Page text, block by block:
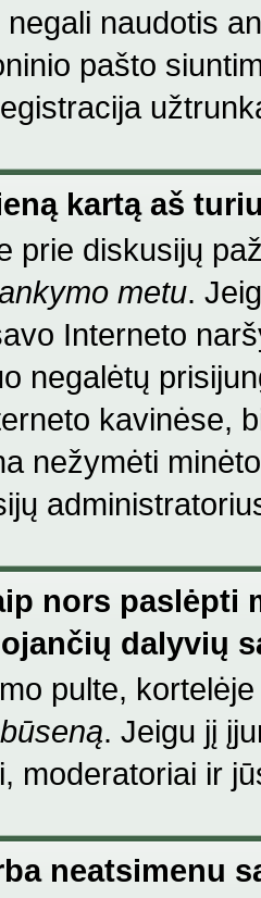
naudotis
pašto
kartą aš
prie diskusijų
metu.
Interneto
negalėtų
kavinėse,
nežymėti
nors paslėpti
dalyvių
pulte,
. Jeigu jį
moderatoriai ir
neatsimenu